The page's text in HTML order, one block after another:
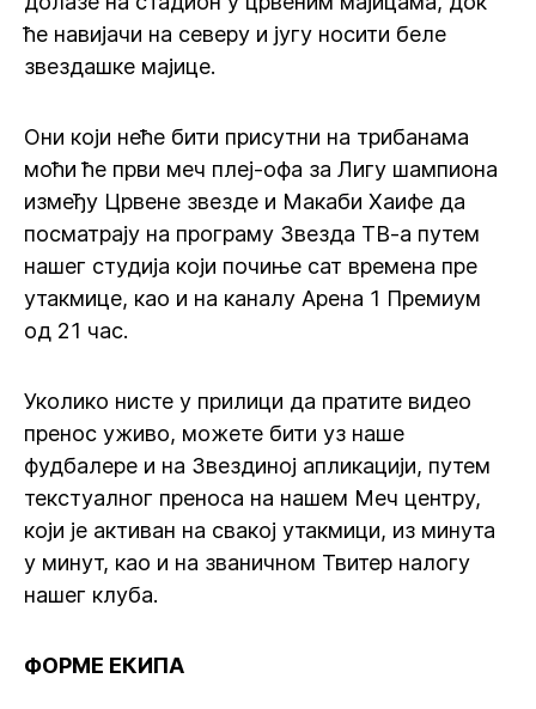
ће навијачи на северу и југу носити беле
звездашке мајице.
Они који неће бити присутни на трибанама
моћи ће први меч плеј-офа за Лигу шампиона
између Црвене звезде и Макаби Хаифе да
посматрају на програму Звезда ТВ-а путем
нашег студија који почиње сат времена пре
утакмице, као и на каналу Арена 1 Премиум
од 21 час.
Уколико нисте у прилици да пратите видео
пренос уживо, можете бити уз наше
фудбалере и на Звездиној апликацији, путем
текстуалног преноса на нашем Меч центру,
који је активан на свакој утакмици, из минута
у минут, као и на званичном Твитер налогу
нашег клуба.
ФОРМЕ ЕКИПА